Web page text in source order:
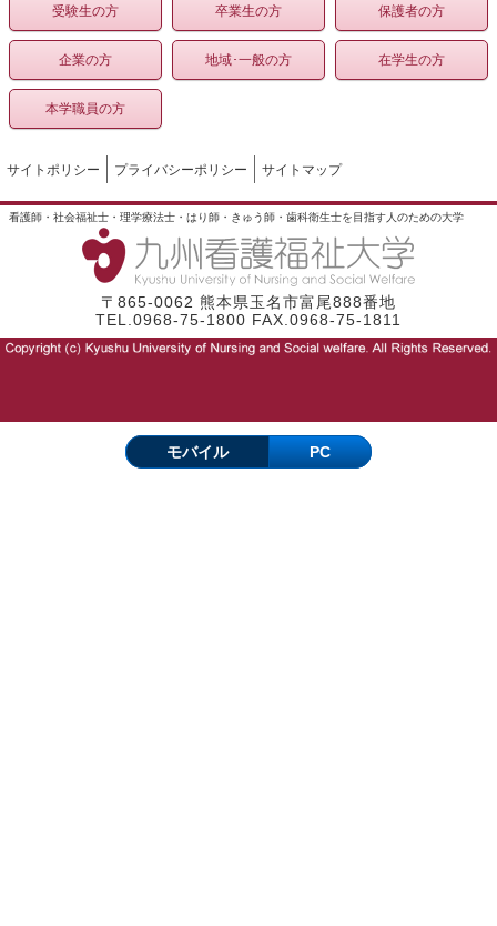
受験生の方 卒業生の方 保護者の方
企業の方 地域･一般の方 在学生の方
本学職員の方
サイトポリシー プライバシーポリシー サイトマップ
看護師・社会福祉士・理学療法士・はり師・きゅう師・歯科衛生士を目指す人のための大学
〒865-0062 熊本県玉名市富尾888番地
TEL.0968-75-1800 FAX.0968-75-1811
モバイル PC